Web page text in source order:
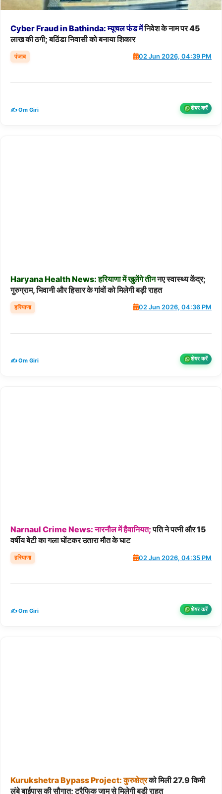
CyberFraudinBathinda: म्यूचलफंडमेंनिवेश के नाम पर 45
लाख की ठगी; बठिंडा निवासी को बनाया शिकार
पंजाब 02 Jun 2026, 04:39 PM
✍️ Om Giri शेयर करें
HaryanaHealthNews: हरियाणामेंखुलेंगेतीननए स्वास्थ्य केंद्र;
गुरुग्राम, भिवानी और हिसार के गांवों को मिलेगी बड़ी राहत
हरियाणा 02 Jun 2026, 04:36 PM
✍️ Om Giri शेयर करें
Narnaul Crime News: नारनौलमेंहैवानियत;पति ने पत्नी और 15
वर्षीय बेटी का गला घोंटकर उतारा मौत के घाट
हरियाणा 02 Jun 2026, 04:35 PM
✍️ Om Giri शेयर करें
KurukshetraBypassProject: कुरुक्षेत्रको मिली 27.9 किमी
लंबे बाईपास की सौगात; ट्रैफिक जाम से मिलेगी बड़ी राहत